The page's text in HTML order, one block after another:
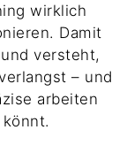
wirklich
Damit
versteht,
– und
arbeiten
könnt.